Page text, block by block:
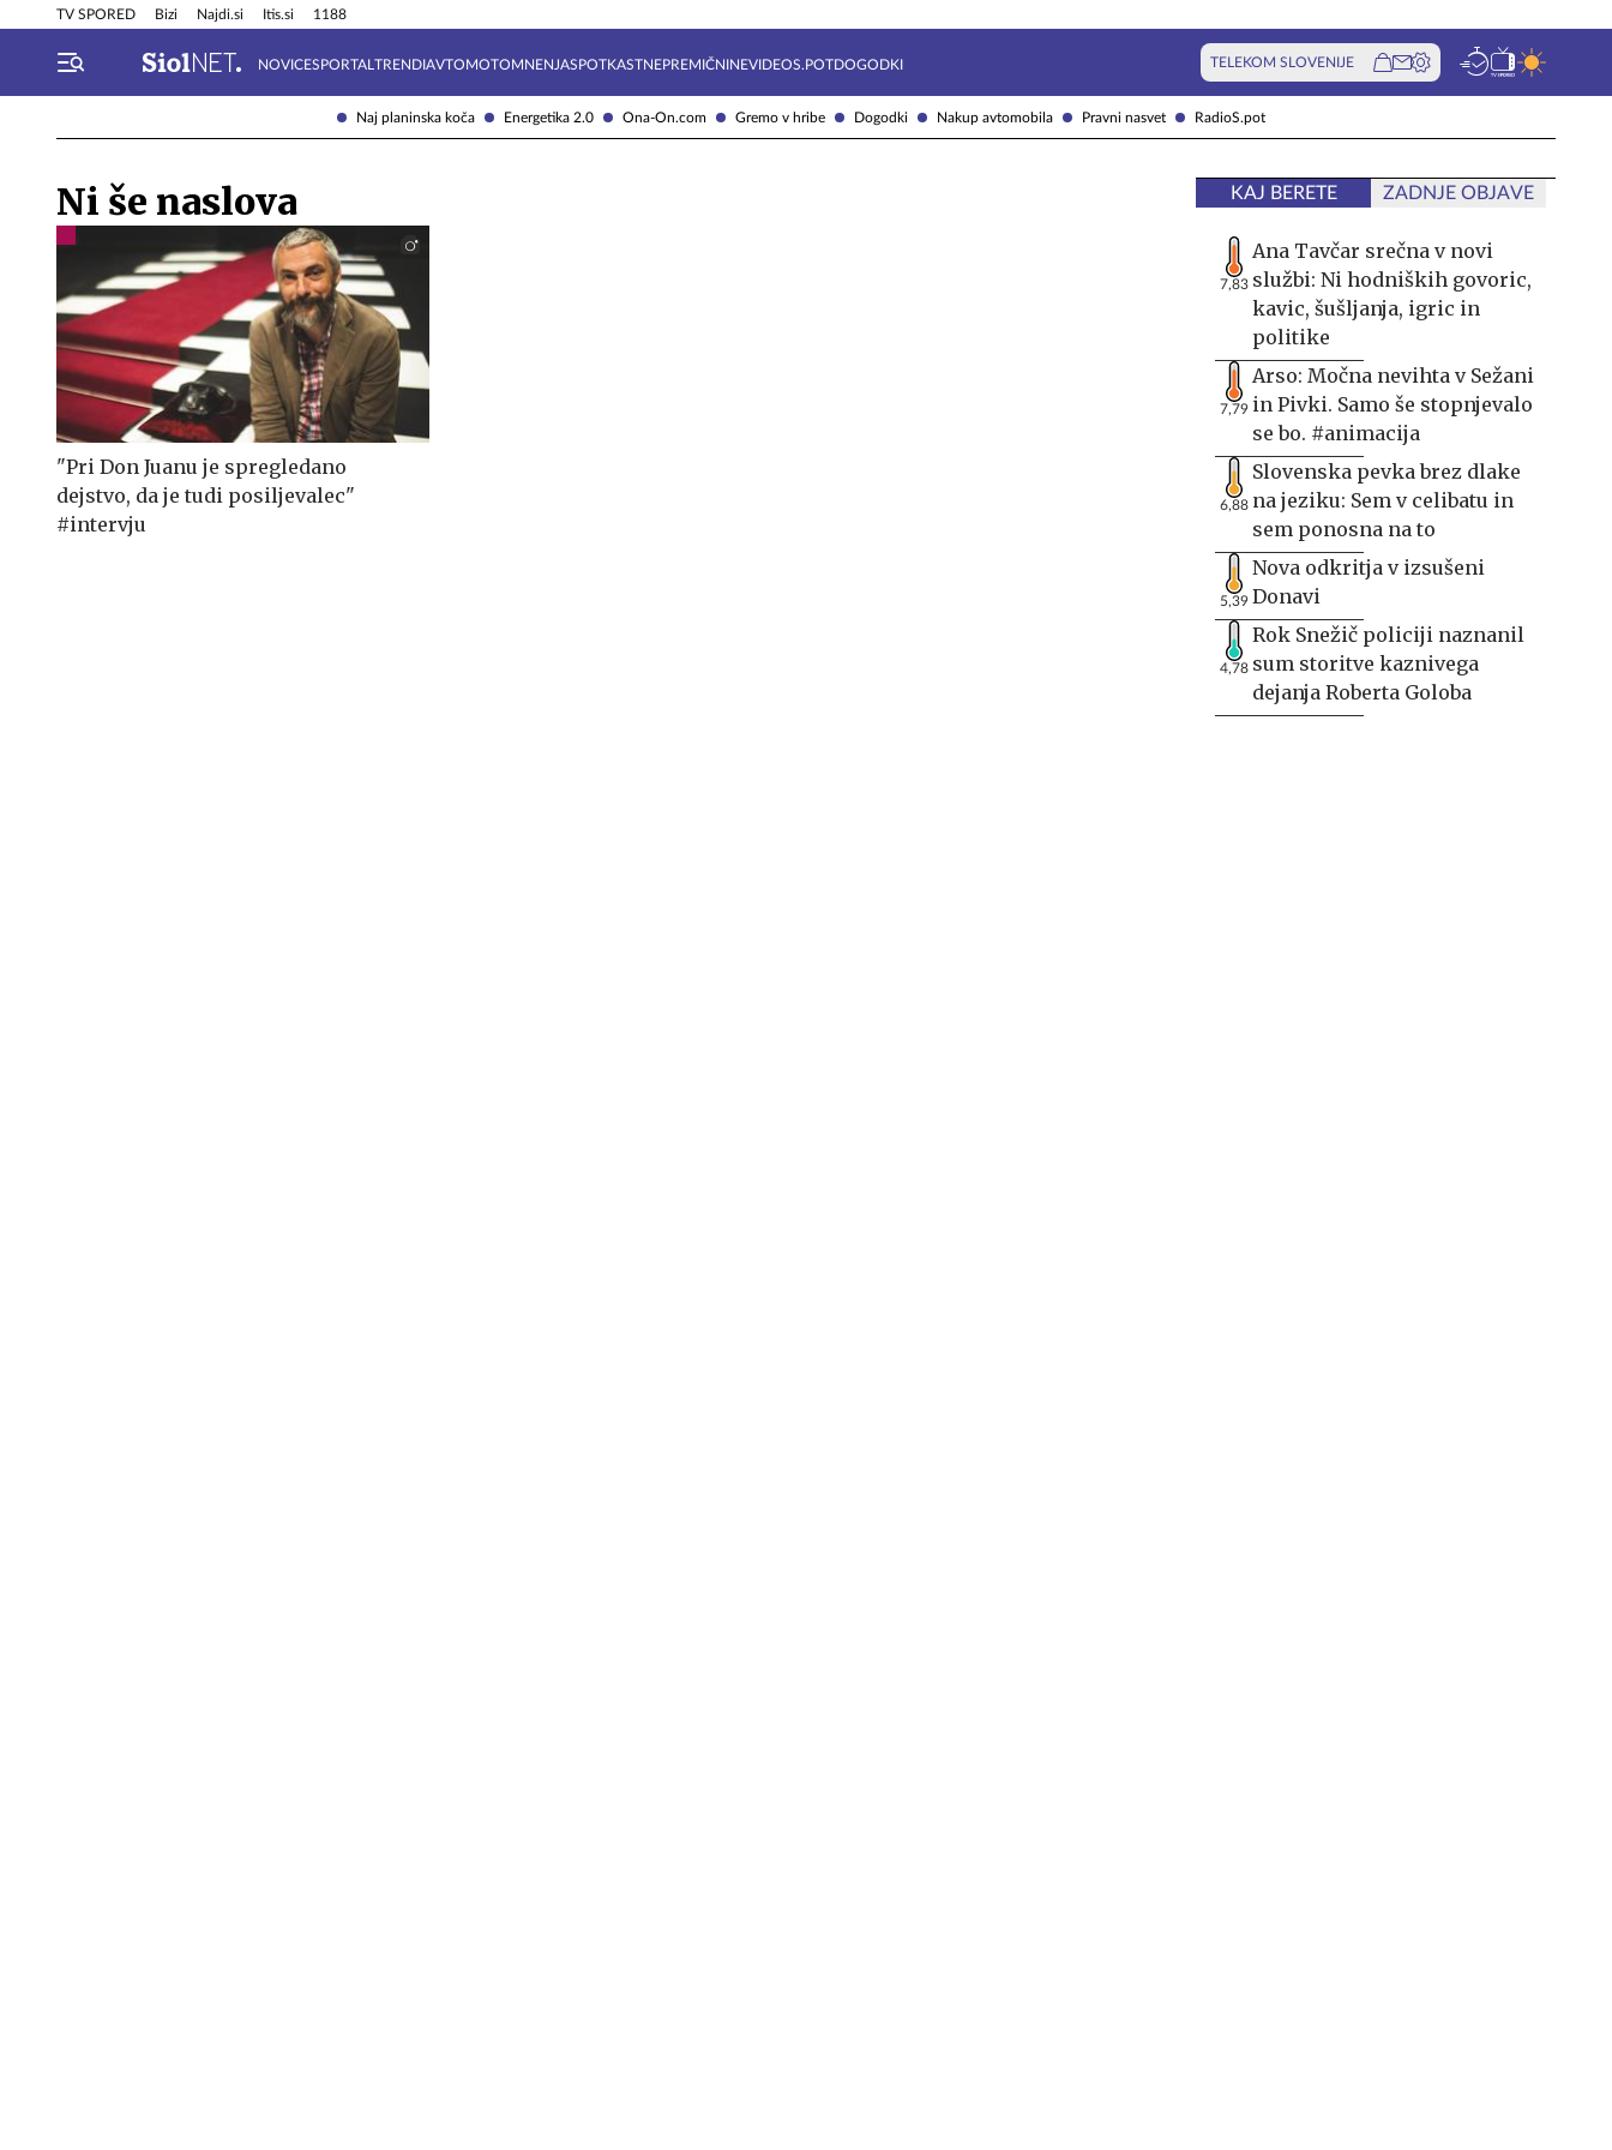
Naj planinska koča Energetika 2.0 Ona-On.com Gremo v hribe Dogodki Nakup avtomobila Pravni nasvet RadioS.pot
TV SPORED Bizi Najdi.si Itis.si 1188
NOVICESPORTAL TRENDIAVTOMOTOMNENJASPOTKASTNEPREMIČNINEVIDEOS.POTDOGODKI TELEKOM SLOVENIJE
Info in obvestila Tehnik
Ni še naslova
"Pri Don Juanu je spregledano
dejstvo, da je tudi posiljevalec"
#intervju
KAJ BERETE ZADNJE OBJAVE
7,83
Ana Tavčar srečna v novi
službi: Ni hodniških govoric,
kavic, šušljanja, igric in
politike
7,79
Arso: Močna nevihta v Sežani
in Pivki. Samo še stopnjevalo
se bo. #animacija
6,88
Slovenska pevka brez dlake
na jeziku: Sem v celibatu in
sem ponosna na to
5,39
Nova odkritja v izsušeni
Donavi
4,78
Rok Snežič policiji naznanil
sum storitve kaznivega
dejanja Roberta Goloba